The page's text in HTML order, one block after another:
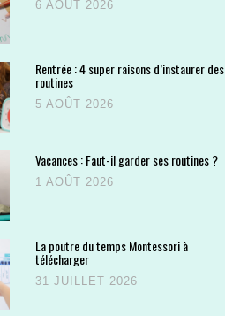
6 AOÛT 2026
Rentrée : 4 super raisons d’instaurer des
routines
5 AOÛT 2026
Vacances : Faut-il garder ses routines ?
1 AOÛT 2026
La poutre du temps Montessori à
télécharger
31 JUILLET 2026